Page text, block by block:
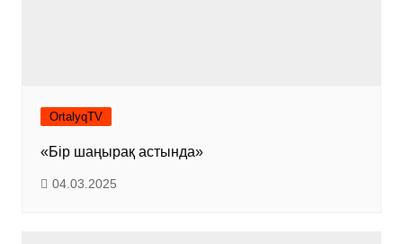
OrtalyqTV
«Бір шаңырақ астында»
04.03.2025